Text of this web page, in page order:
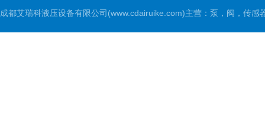
成都艾瑞科液压设备有限公司(www.cdairuike.com)主营：泵，阀，传